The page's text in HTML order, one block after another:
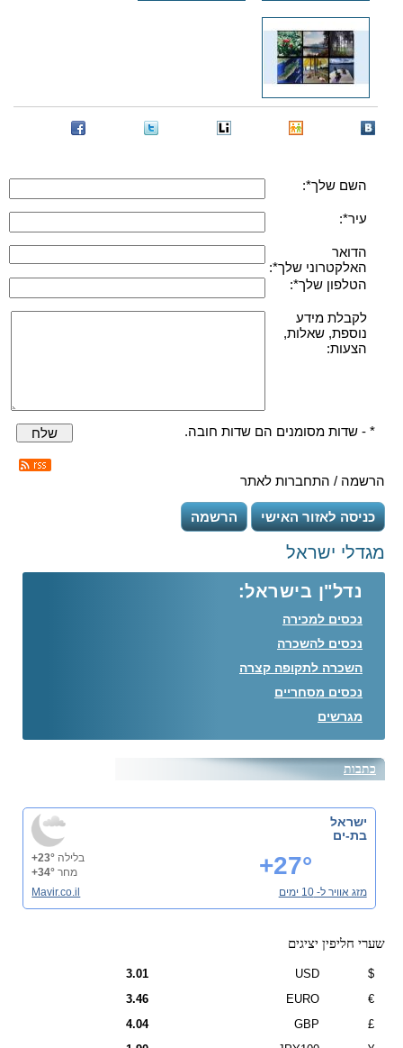
השם שלך*:
עיר*:
הדואר
האלקטרוני שלך*:
הטלפון שלך*:
לקבלת מידע
נוספת, שאלות,
הצעות:
* - שדות מסומנים הם שדות חובה. שלח
הרשמה / התחברות לאתר
כניסה לאזור האישי הרשמה
מגדלי ישראל
נדל"ן בישראל:
נכסים למכירה
נכסים להשכרה
השכרה לתקופה קצרה
נכסים מסחריים
מגרשים
כתבות
ישראל
בת-ים
+27° בלילה +23°
מחר +34°
מזג אוויר ל- 10 ימים
Mavir.co.il
שערי חליפין יציגים
$
USD
3.01
€
EURO
3.46
£
GBP
4.04